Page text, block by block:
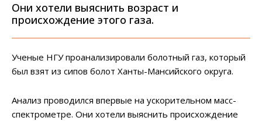
Они хотели выяснить возраст и
происхождение этого газа.
Ученые НГУ проанализировали болотный газ, который
был взят из сипов болот Ханты-Мансийского округа.
Анализ проводился впервые на ускорительном масс-
спектрометре. Они хотели выяснить происхождение